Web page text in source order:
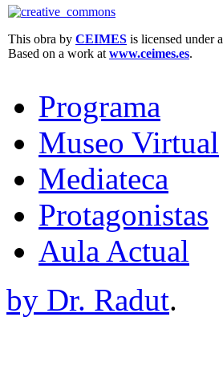
This obra by CEIMES is licensed under a
Based on a work at www.ceimes.es.
Programa
Museo Virtual
Mediateca
Protagonistas
Aula Actual
by Dr. Radut.